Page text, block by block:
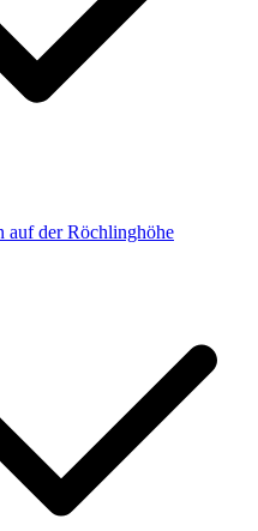
auf der Röchlinghöhe